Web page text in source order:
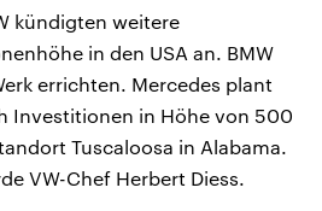
kündigten weitere
in den USA an. BMW
errichten. Mercedes plant
Investitionen in Höhe von 500
Tuscaloosa in Alabama.
VW-Chef Herbert Diess.